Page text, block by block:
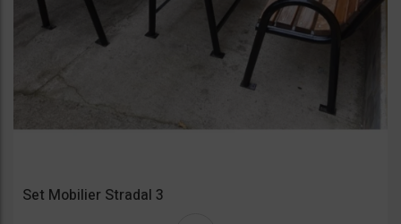
Set Mobilier Stradal 3